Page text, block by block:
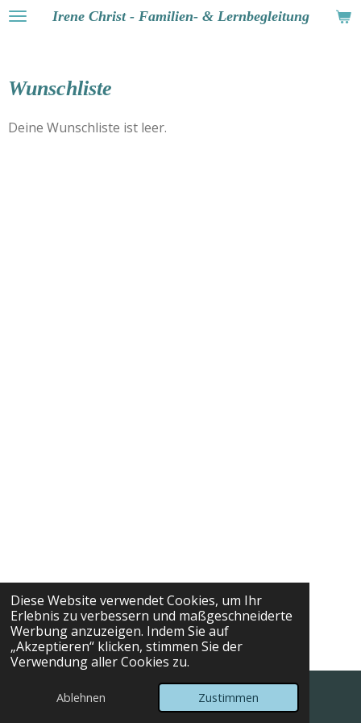
Diese Website verwendet Cookies, um Ihr
Erlebnis zu verbessern und maßgeschneiderte
Werbung anzuzeigen. Indem Sie auf
„Akzeptieren“ klicken, stimmen Sie der
Verwendung aller Cookies zu.
Ablehnen Zustimmen
Zum
Irene Christ - Familien- & Lernbegleitung
Wunschliste
Deine Wunschliste ist leer.
© Irene Christ